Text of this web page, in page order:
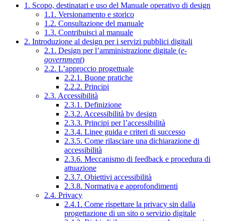
1. Scopo, destinatari e uso del Manuale operativo di design
1.1. Versionamento e storico
1.2. Consultazione del manuale
1.3. Contribuisci al manuale
2. Introduzione al design per i servizi pubblici digitali
2.1. Design per l’amministrazione digitale (e-
government)
2.2. L’approccio progettuale
2.2.1. Buone pratiche
2.2.2. Principi
2.3. Accessibilità
2.3.1. Definizione
2.3.2. Accessibilità by design
2.3.3. Principi per l’accessibilità
2.3.4. Linee guida e criteri di successo
2.3.5. Come rilasciare una dichiarazione di
accessibilità
2.3.6. Meccanismo di feedback e procedura di
attuazione
2.3.7. Obiettivi accessibilità
2.3.8. Normativa e approfondimenti
2.4. Privacy
2.4.1. Come rispettare la privacy sin dalla
progettazione di un sito o servizio digitale